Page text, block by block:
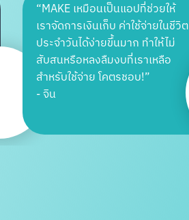
“MAKE เหมือนเป็นแอปที่ช่วยให้
เราจัดการเงินเก็บ ค่าใช้จ่ายในชีวิต
ประจำวันได้ง่ายขึ้นมาก ทำให้ไม่
สับสนหรือหลงลืมงบที่เราเหลือ
สำหรับใช้จ่าย โคตรชอบ!”
-จิน